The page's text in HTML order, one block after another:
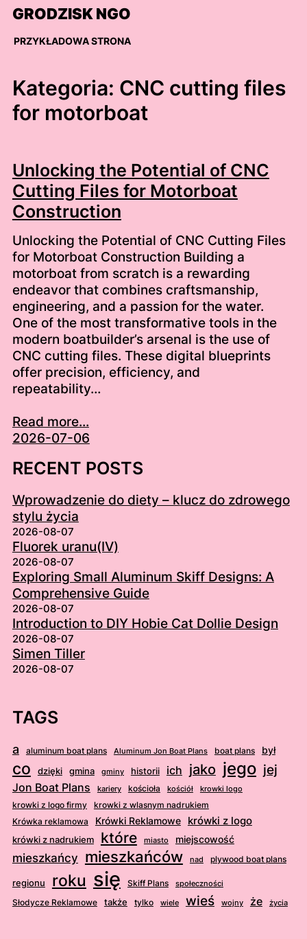
Skip
content
GRODZISK NGO
PRZYKŁADOWA STRONA
Kategoria: CNC cutting files
for motorboat
Unlocking the Potential of CNC
Cutting Files for Motorboat
Construction
Unlocking the Potential of CNC Cutting Files
for Motorboat Construction Building a
motorboat from scratch is a rewarding
endeavor that combines craftsmanship,
engineering, and a passion for the water.
One of the most transformative tools in the
modern boatbuilder’s arsenal is the use of
CNC cutting files. These digital blueprints
offer precision, efficiency, and
repeatability…
Read more...
2026-07-06
RECENT POSTS
Wprowadzenie do diety – klucz do zdrowego
stylu życia
2026-08-07
Fluorek uranu(IV)
2026-08-07
Exploring Small Aluminum Skiff Designs: A
Comprehensive Guide
2026-08-07
Introduction to DIY Hobie Cat Dollie Design
2026-08-07
Simen Tiller
2026-08-07
TAGS
a aluminum boat plans Aluminum Jon Boat Plans boat plans był
co dzięki gmina gminy historii ich jako jego jej
Jon Boat Plans kariery kościoła kościół krowki logo
krowki z logo firmy
krowki z wlasnym nadrukiem
Krówka reklamowa
Krówki Reklamowe krówki z logo
krówki z nadrukiem które miasto miejscowość
mieszkańcy mieszkańców nad plywood boat plans
regionu roku się Skiff Plans społeczności
Słodycze Reklamowe także tylko wiele wieś wojny że życia